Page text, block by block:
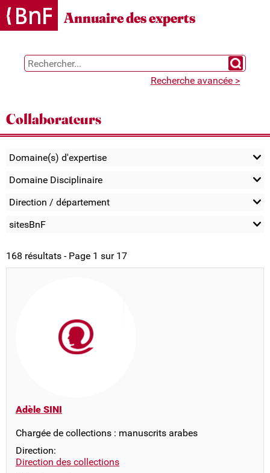
Gestion des cookies
Annuaire des experts
Chercher
Recherche avancée >
Collaborateurs
Domaine(s) d'expertise
Domaine Disciplinaire
Direction / département
sitesBnF
168 résultats - Page 1 sur 17
Adèle SINI
Chargée de collections : manuscrits arabes
Direction:
Direction des collections